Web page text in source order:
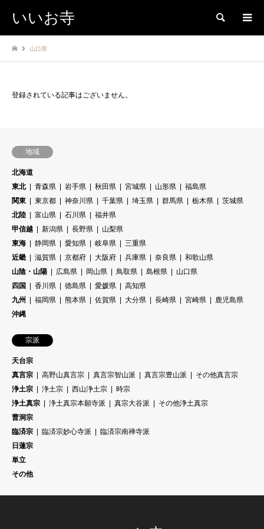
いいお寺 検索
山口県
登録されている記事はございません。
地域
北海道
東北
青森県 岩手県 秋田県 宮城県 山形県
福島県
関東
東京都 神奈川県 千葉県 埼玉県 群馬県 栃木県
茨城県
北陸
富山県 石川県
福井県
甲信越
新潟県 長野県
山梨県
東海
静岡県 愛知県 岐阜県
三重県
近畿
滋賀県 京都府 大阪府 兵庫県 奈良県
和歌山県
山陰・山陽
広島県 岡山県 鳥取県 島根県
山口県
四国
香川県 徳島県 愛媛県
高知県
九州
福岡県 熊本県 佐賀県 大分県 長崎県 宮崎県
鹿児島県
沖縄
宗派
天台宗
真言宗
高野山真言宗 真言宗智山派 真言宗豊山派
その他真言宗
浄土宗
浄土宗 西山浄土宗
時宗
浄土真宗
浄土真宗本願寺派 真宗大谷派
その他浄土真宗
曹洞宗
臨済宗
臨済宗妙心寺派
臨済宗南禅寺派
日蓮宗
単立
その他